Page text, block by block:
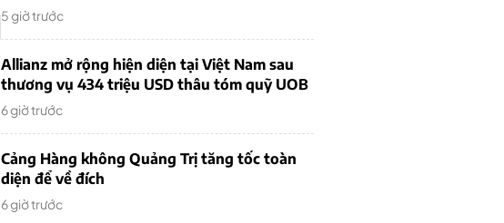
5 giờ trước
Allianz mở rộng hiện diện tại Việt Nam sau
thương vụ 434 triệu USD thâu tóm quỹ UOB
6 giờ trước
Cảng Hàng không Quảng Trị tăng tốc toàn
diện để về đích
6 giờ trước